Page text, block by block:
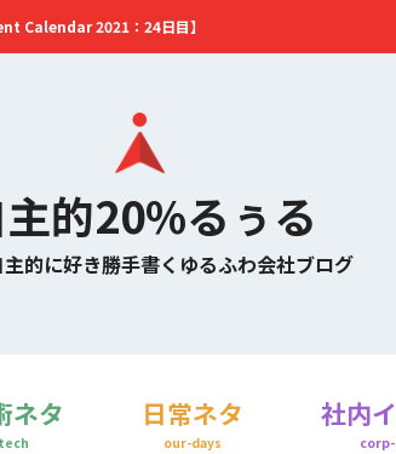
主的20%るぅる
的に好き勝手書くゆるふわ会社ブログ
Calendar 2021：24日目】
ネタ
tech
日常ネタ
our-days
社内